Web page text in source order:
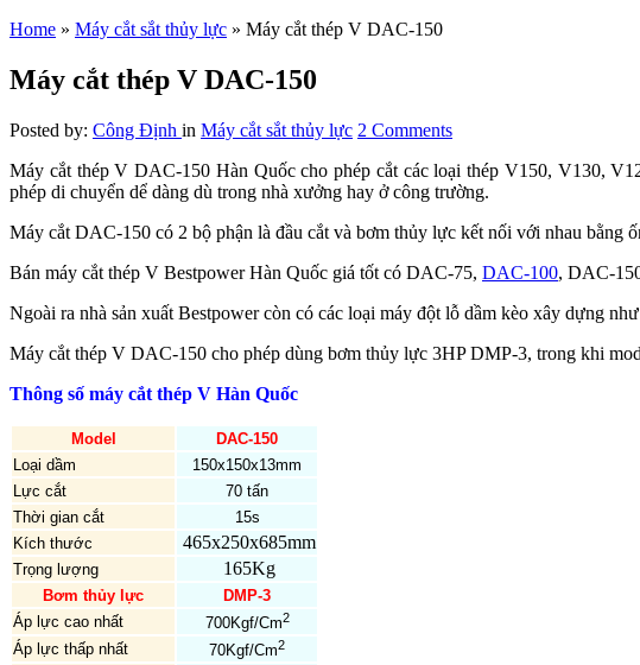
Home » Máy cắt sắt thủy lực » Máy cắt thép V DAC-150
Máy cắt thép V DAC-150
Posted by: Công Định in Máy cắt sắt thủy lực 2 Comments
Máy cắt thép V DAC-150 Hàn Quốc cho phép cắt các loại thép V150, V130,
phép di chuyển dể dàng dù trong nhà xưởng hay ở công trường.
Máy cắt DAC-150 có 2 bộ phận là đầu cắt và bơm thủy lực kết nối với nhau bằng
Bán máy cắt thép V Bestpower Hàn Quốc giá tốt có DAC-75, DAC-100, DAC-
Ngoài ra nhà sản xuất Bestpower còn có các loại máy đột lỗ dầm kèo xây dựng
Máy cắt thép V DAC-150 cho phép dùng bơm thủy lực 3HP DMP-3, trong khi
Thông số máy cắt thép V Hàn Quốc
Model
DAC-150
Loại dầm
150x150x13mm
Lực cắt
70 tấn
Thời gian cắt
15s
Kích thước
465x250x685mm
Trọng lượng 165Kg
Bơm thủy lực
DMP-3
Áp lực cao nhất
700Kgf/Cm2
Áp lực thấp nhất 70Kgf/Cm2